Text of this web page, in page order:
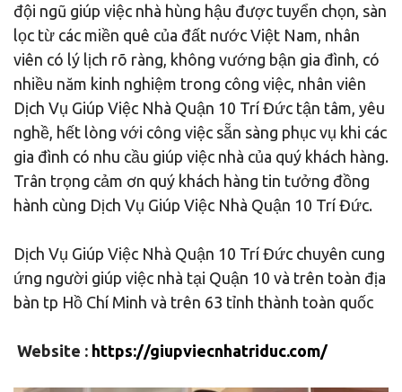
đội ngũ giúp việc nhà hùng hậu được tuyển chọn, sàn
lọc từ các miền quê của đất nước Việt Nam, nhân
viên có lý lịch rõ ràng, không vướng bận gia đình, có
nhiều năm kinh nghiệm trong công việc, nhân viên
Dịch Vụ Giúp Việc Nhà Quận 10 Trí Đức tận tâm, yêu
nghề, hết lòng với công việc sẵn sàng phục vụ khi các
gia đình có nhu cầu giúp việc nhà của quý khách hàng.
Trân trọng cảm ơn quý khách hàng tin tưởng đồng
hành cùng Dịch Vụ Giúp Việc Nhà Quận 10 Trí Đức.
Dịch Vụ Giúp Việc Nhà Quận 10 Trí Đức chuyên cung
ứng người giúp việc nhà tại Quận 10 và trên toàn địa
bàn tp Hồ Chí Minh và trên 63 tỉnh thành toàn quốc
Website : https://giupviecnhatriduc.com/